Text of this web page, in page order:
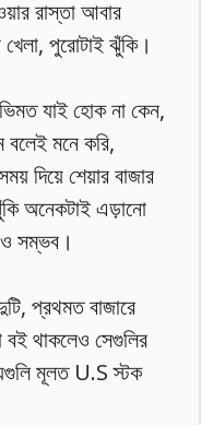
রাস্তা আবার
খেলা, পুরোটাই ঝুঁকি।
যাই হোক না কেন,
মনে করি,
দিয়ে শেয়ার বাজার
অনেকটাই এড়ানো
সম্ভব।
প্রথমত বাজারে
বই থাকলেও সেগুলির
মূলত U.S স্টক